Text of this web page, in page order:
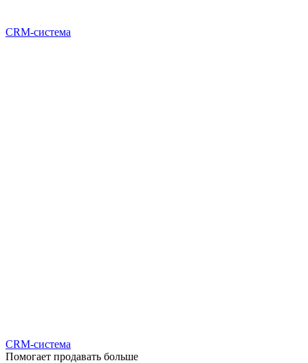
CRM-система
CRM-система
Помогает продавать больше